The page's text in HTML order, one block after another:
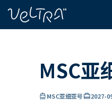
MSC亚
directions_boatMSC亚细亚号card_travel2027-